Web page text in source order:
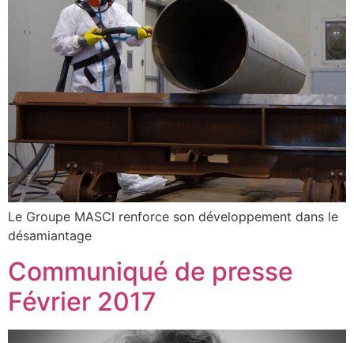
Le Groupe MASCI renforce son développement dans le
désamiantage
Communiqué de presse
Février 2017